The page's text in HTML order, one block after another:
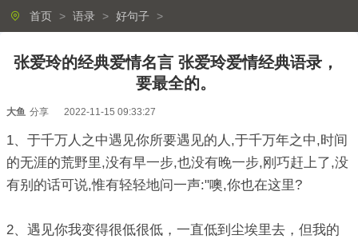
首页 > 语录 > 好句子 >
张爱玲的经典爱情名言 张爱玲爱情经典语录，
要最全的。
大鱼 分享 2022-11-15 09:33:27
1、于千万人之中遇见你所要遇见的人,于千万年之中,时间
的无涯的荒野里,没有早一步,也没有晚一步,刚巧赶上了,没
有别的话可说,惟有轻轻地问一声:"噢,你也在这里?
2、遇见你我变得很低很低，一直低到尘埃里去，但我的